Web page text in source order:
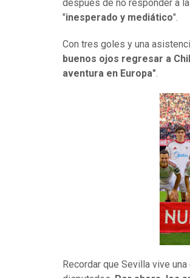
después de no responder a
"inesperado y mediático".
Con tres goles y una
buenos ojos regresar a
aventura en Europa".
Recordar que Sevilla vive